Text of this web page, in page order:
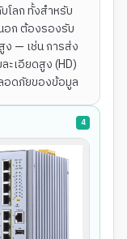
ลก ทั้งสำหรับ
อก ต้องรองรับ
— เช่น การส่ง
ะเอียดสูง (HD)
อดภัยของข้อมูล
4